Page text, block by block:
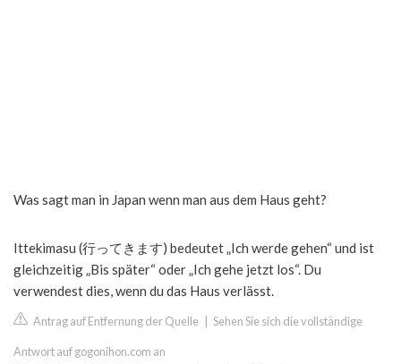
Was sagt man in Japan wenn man aus dem Haus geht?
Ittekimasu (行ってきます) bedeutet „Ich werde gehen“ und ist
gleichzeitig „Bis später“ oder „Ich gehe jetzt los“. Du
verwendest dies, wenn du das Haus verlässt.
Antrag auf Entfernung der Quelle Sehen Sie sich die vollständige
Antwort auf gogonihon.com an